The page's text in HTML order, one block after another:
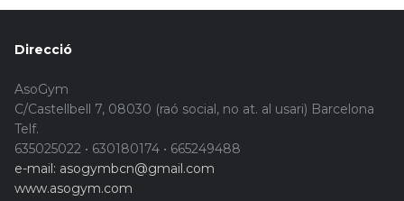
Direcció
AsoGym
C/Castellbell 7, 08030 (raó social, no at. al usari) Barcelona
Telf.
635025022 • 630180174 • 665249488
e-mail: asogymbcn@gmail.com
www.asogym.com